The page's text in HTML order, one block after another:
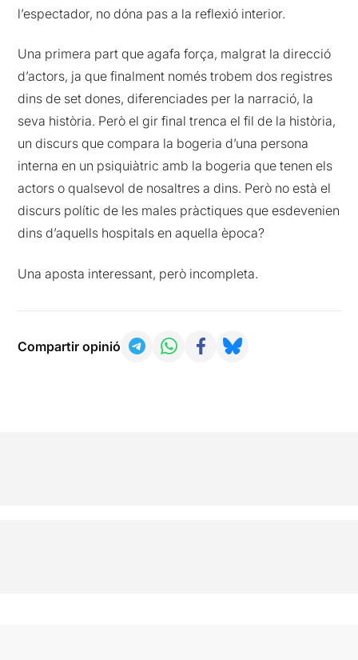
l’espectador, no dóna pas a la reflexió interior.
Una primera part que agafa força, malgrat la direcció
d’actors, ja que finalment només trobem dos registres
dins de set dones, diferenciades per la narració, la
seva història. Però el gir final trenca el fil de la història,
un discurs que compara la bogeria d’una persona
interna en un psiquiàtric amb la bogeria que tenen els
actors o qualsevol de nosaltres a dins. Però no està el
discurs polític de les males pràctiques que esdevenien
dins d’aquells hospitals en aquella època?
Una aposta interessant, però incompleta.
Compartir opinió